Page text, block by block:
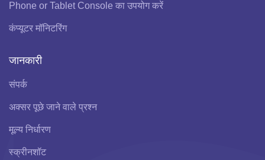
Phone or Tablet Console का उपयोग करें
कंप्यूटर मॉनिटरिंग
जानकारी
संपर्क
अक्सर पूछे जाने वाले प्रश्न
मूल्य निर्धारण
स्क्रीनशॉट